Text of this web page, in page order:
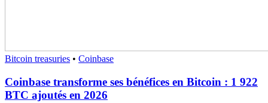
Bitcoin treasuries • Coinbase
Coinbase transforme ses bénéfices en Bitcoin : 1 922
BTC ajoutés en 2026